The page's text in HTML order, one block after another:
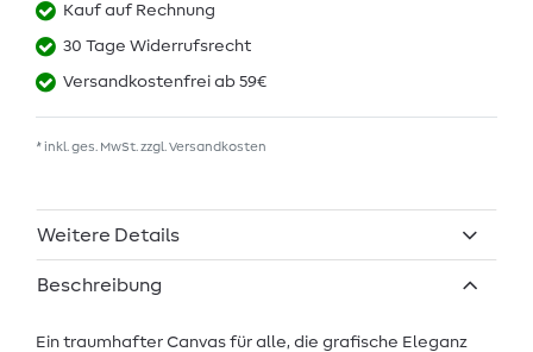
Kauf auf Rechnung
30 Tage Widerrufsrecht
Versandkostenfrei ab 59€
* inkl. ges. MwSt. zzgl.Versandkosten
Weitere Details
Beschreibung
Ein traumhafter Canvas für alle, die grafische Eleganz